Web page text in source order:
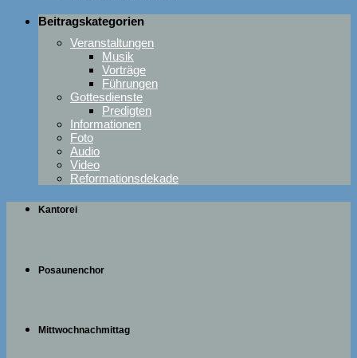
Beitragskategorien
Veranstaltungen
Musik
Vorträge
Führungen
Gottesdienste
Predigten
Informationen
Foto
Audio
Video
Reformationsdekade
Kantorei
Posaunenchor
Mittwochnachmittag